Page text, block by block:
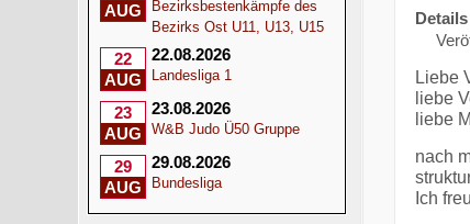
AUG
Bezirksbestenkämpfe des
Bezirks Ost U11, U13, U15
22
AUG
22.08.2026
Landesliga 1
23
AUG
23.08.2026
W&B Judo Ü50 Gruppe
29
AUG
29.08.2026
Bundesliga
Details
Liebe
liebe
liebe
nach
Ich